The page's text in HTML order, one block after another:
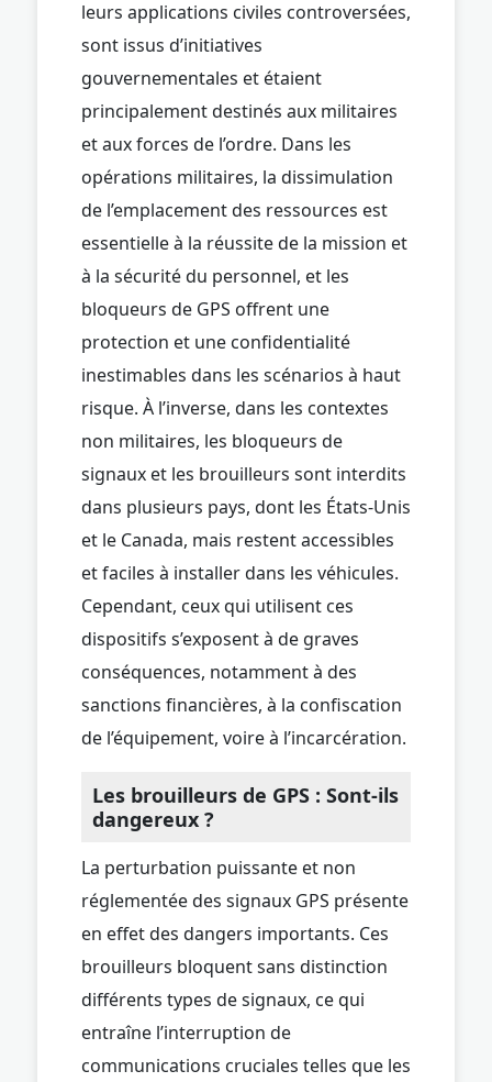
leurs applications civiles controversées,
sont issus d’initiatives
gouvernementales et étaient
principalement destinés aux militaires
et aux forces de l’ordre. Dans les
opérations militaires, la dissimulation
de l’emplacement des ressources est
essentielle à la réussite de la mission et
à la sécurité du personnel, et les
bloqueurs de GPS offrent une
protection et une confidentialité
inestimables dans les scénarios à haut
risque. À l’inverse, dans les contextes
non militaires, les bloqueurs de
signaux et les brouilleurs sont interdits
dans plusieurs pays, dont les États-Unis
et le Canada, mais restent accessibles
et faciles à installer dans les véhicules.
Cependant, ceux qui utilisent ces
dispositifs s’exposent à de graves
conséquences, notamment à des
sanctions financières, à la confiscation
de l’équipement, voire à l’incarcération.
Les brouilleurs de GPS : Sont-ils
dangereux ?
La perturbation puissante et non
réglementée des signaux GPS présente
en effet des dangers importants. Ces
brouilleurs bloquent sans distinction
différents types de signaux, ce qui
entraîne l’interruption de
communications cruciales telles que les